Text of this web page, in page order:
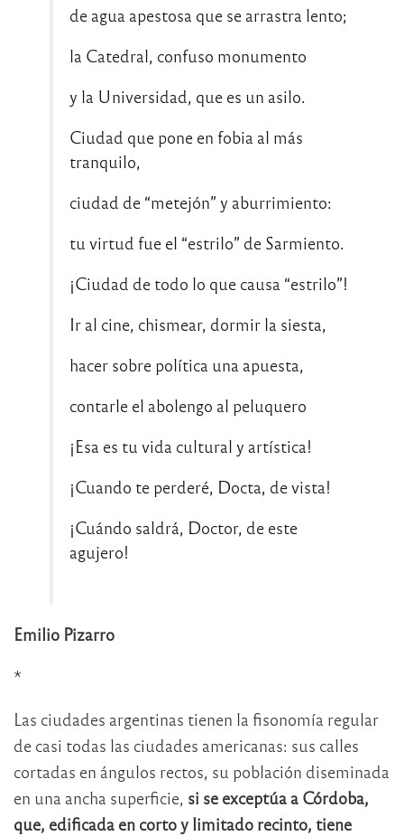
de agua apestosa que se arrastra lento;
la Catedral, confuso monumento
y la Universidad, que es un asilo.
Ciudad que pone en fobia al más
tranquilo,
ciudad de “metejón” y aburrimiento:
tu virtud fue el “estrilo” de Sarmiento.
¡Ciudad de todo lo que causa “estrilo”!
Ir al cine, chismear, dormir la siesta,
hacer sobre política una apuesta,
contarle el abolengo al peluquero
¡Esa es tu vida cultural y artística!
¡Cuando te perderé, Docta, de vista!
¡Cuándo saldrá, Doctor, de este
agujero!
Emilio Pizarro
*
Las ciudades argentinas tienen la fisonomía regular
de casi todas las ciudades americanas: sus calles
cortadas en ángulos rectos, su población diseminada
en una ancha superficie, si se exceptúa a Córdoba,
que, edificada en corto y limitado recinto, tiene